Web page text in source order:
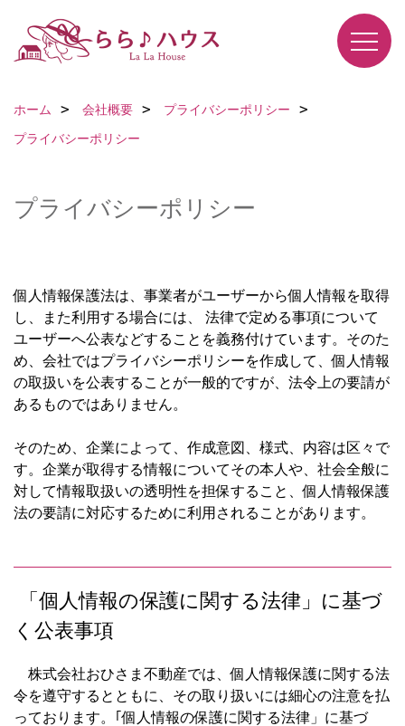
ホーム 会社概要
プライバシーポリシー
プライバシーポリシー
プライバシーポリシー
個人情報保護法は、事業者がユーザーから個人情報を取得
し、また利用する場合には、 法律で定める事項について
ユーザーへ公表などすることを義務付けています。そのた
め、会社ではプライバシーポリシーを作成して、個人情報
の取扱いを公表することが一般的ですが、法令上の要請が
あるものではありません。
そのため、企業によって、作成意図、様式、内容は区々で
す。企業が取得する情報についてその本人や、社会全般に
対して情報取扱いの透明性を担保すること、個人情報保護
法の要請に対応するために利用されることがあります。
「個人情報の保護に関する法律」に基づ
く公表事項
株式会社おひさま不動産では、個人情報保護に関する法
令を遵守するとともに、その取り扱いには細心の注意を払
っております。｢個人情報の保護に関する法律」に基づ